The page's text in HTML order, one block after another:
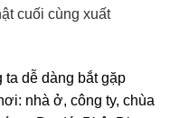
cuối cùng xuất
ta dễ dàng bắt gặp
nhà ở, công ty, chùa